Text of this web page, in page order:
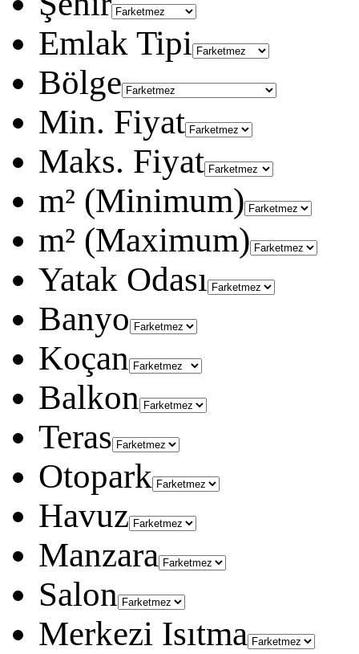
Emlak Tipi
Bölge
Min. Fiyat
Maks. Fiyat
m² (Minimum)
m² (Maximum)
Yatak Odası
Banyo
Koçan
Balkon
Teras
Otopark
Havuz
Manzara
Salon
Merkezi Isıtma